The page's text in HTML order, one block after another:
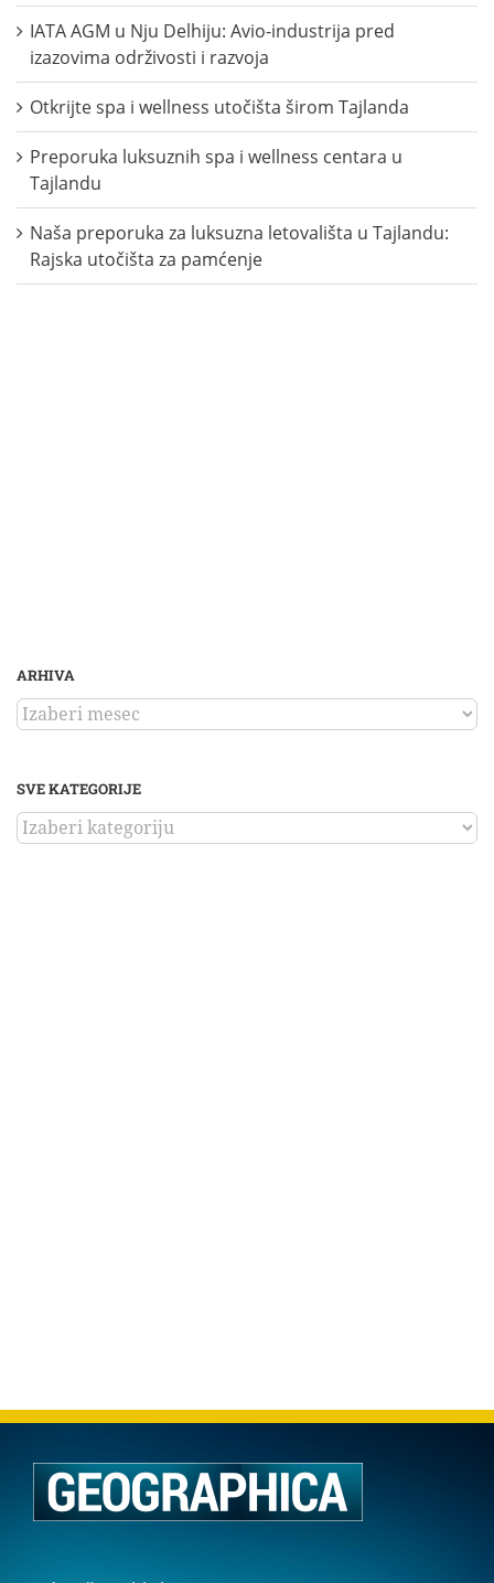
IATA AGM u Nju Delhiju: Avio-industrija pred
izazovima održivosti i razvoja
Otkrijte spa i wellness utočišta širom Tajlanda
Preporuka luksuznih spa i wellness centara u
Tajlandu
Naša preporuka za luksuzna letovališta u Tajlandu:
Rajska utočišta za pamćenje
ARHIVA
ARHIVA
SVE KATEGORIJE
SVE
KATEGORIJE